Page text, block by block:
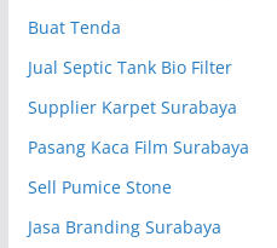
Buat Tenda
Jual Septic Tank Bio Filter
Supplier Karpet Surabaya
Pasang Kaca Film Surabaya
Sell Pumice Stone
Jasa Branding Surabaya